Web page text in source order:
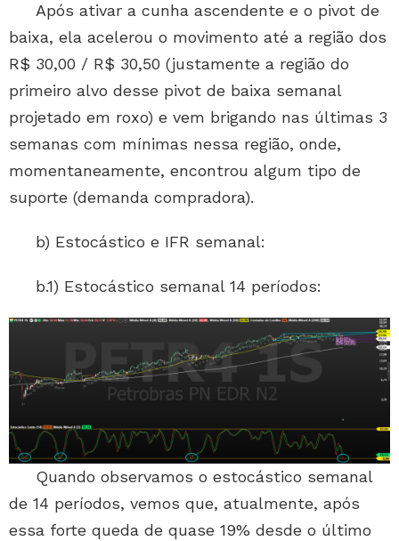
Após ativar a cunha ascendente e o pivot de
baixa, ela acelerou o movimento até a região dos
R$ 30,00 / R$ 30,50 (justamente a região do
primeiro alvo desse pivot de baixa semanal
projetado em roxo) e vem brigando nas últimas 3
semanas com mínimas nessa região, onde,
momentaneamente, encontrou algum tipo de
suporte (demanda compradora).
b) Estocástico e IFR semanal:
b.1) Estocástico semanal 14 períodos:
Quando observamos o estocástico semanal
de 14 períodos, vemos que, atualmente, após
essa forte queda de quase 19% desde o último